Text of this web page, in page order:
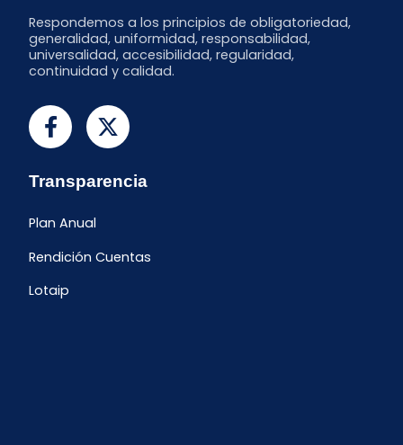
Respondemos a los principios de obligatoriedad,
generalidad, uniformidad, responsabilidad,
universalidad, accesibilidad, regularidad,
continuidad y calidad.
Transparencia
Plan Anual
Rendición Cuentas
Lotaip